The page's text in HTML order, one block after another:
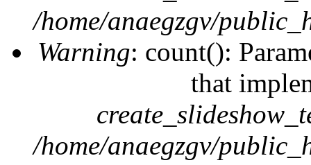
/home/anaegzgv/
Warning: count():
that
/home/anaegzgv/